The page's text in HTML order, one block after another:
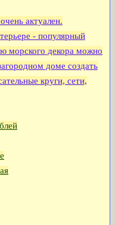
актуален.
- популярный
морского декора можно
доме создать
круги, сети,